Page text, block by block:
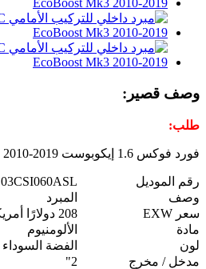
وصف قصير:
طلب:
فورد فوكس 1.6 إيكوبوست Mk3 2010-2019
رقم الموديل
03CSI060ASL
وصف
المبرد
سعر EXW
208 دولارًا أمريكيًا
مادة
الألومنيوم
لون
الفضة السوداء
مدخل / مخرج
2"